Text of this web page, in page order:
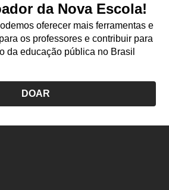
da Nova Escola!
oferecer mais ferramentas e
os professores e contribuir para
da educação pública no Brasil
DOAR